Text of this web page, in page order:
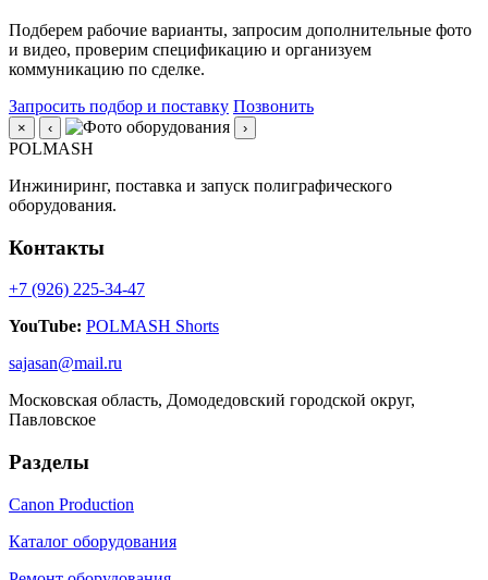
Подберем рабочие варианты, запросим дополнительные фото
и видео, проверим спецификацию и организуем
коммуникацию по сделке.
Запросить подбор и поставку Позвонить
× ‹ ›
POLMASH
Инжиниринг, поставка и запуск полиграфического
оборудования.
Контакты
+7 (926) 225-34-47
YouTube: POLMASH Shorts
sajasan@mail.ru
Московская область, Домодедовский городской округ,
Павловское
Разделы
Canon Production
Каталог оборудования